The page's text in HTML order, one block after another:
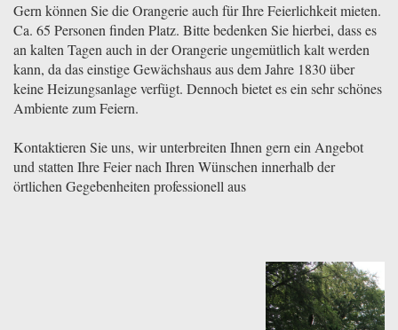
Gern können Sie die Orangerie auch für Ihre Feierlichkeit mieten.
Ca. 65 Personen finden Platz. Bitte bedenken Sie hierbei, dass es
an kalten Tagen auch in der Orangerie ungemütlich kalt werden
kann, da das einstige Gewächshaus aus dem Jahre 1830 über
keine Heizungsanlage verfügt. Dennoch bietet es ein sehr schönes
Ambiente zum Feiern.
Kontaktieren Sie uns, wir unterbreiten Ihnen gern ein Angebot
und statten Ihre Feier nach Ihren Wünschen innerhalb der
örtlichen Gegebenheiten professionell aus